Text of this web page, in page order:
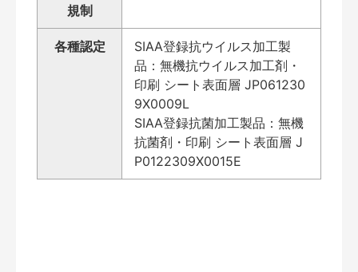
規制
各種認定
SIAA登録抗ウイルス加工製
品：無機抗ウイルス加工剤・
印刷 シート表面層 JP061230
9X0009L
SIAA登録抗菌加工製品：無機
抗菌剤・印刷 シート表面層 J
P0122309X0015E